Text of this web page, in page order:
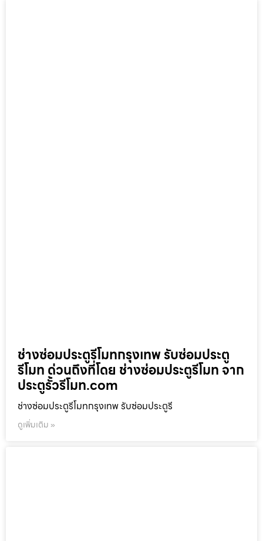
ช่างซ่อมประตูรีโมทกรุงเทพ รับซ่อมประตู
รีโมท ด่วนถึงที่โดย ช่างซ่อมประตูรีโมท จาก
ประตูรั้วรีโมท.com
ช่างซ่อมประตูรีโมทกรุงเทพ รับซ่อมประตูรี
ดูเพิ่มเติม »